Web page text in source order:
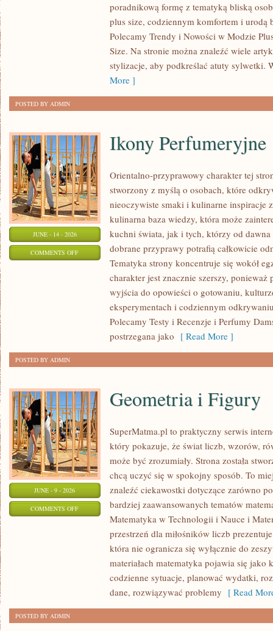
poradnikową formę z tematyką bliską
plus size, codziennym komfortem i urodą
Polecamy Trendy i Nowości w Modzie
Size. Na stronie można znaleźć wiele
stylizacje, aby podkreślać atuty sylwetki.
More ]
POSTED BY ADMIN
JUNE - 14 - 2026
COMMENTS OFFON
PERFUMERYJNE
Ikony Perfumeryjne
Orientalno-przyprawowy charakter tej
stworzony z myślą o osobach, które
nieoczywiste smaki i kulinarne inspiracje
kulinarna baza wiedzy, która może
kuchni świata, jak i tych, którzy od
dobrane przyprawy potrafią całkowicie
Tematyka strony koncentruje się wokół
charakter jest znacznie szerszy,
wyjścia do opowieści o gotowaniu,
eksperymentach i codziennym
Polecamy Testy i Recenzje i Perfumy
postrzegana jako [ Read More ]
POSTED BY ADMIN
JUNE - 9 - 2026
COMMENTS OFFON
GEOMETRIA
Geometria i Figury
SuperMatma.pl to praktyczny serwis
który pokazuje, że świat liczb, wzorów,
może być zrozumiały. Strona została
chcą uczyć się w spokojny sposób. To
znaleźć ciekawostki dotyczące zarówno
bardziej zaawansowanych tematów
Matematyka w Technologii i Nauce i
przestrzeń dla miłośników liczb
która nie ogranicza się wyłącznie do
materiałach matematyka pojawia się
codzienne sytuacje, planować wydatki,
dane, rozwiązywać problemy [ Read
POSTED BY ADMIN